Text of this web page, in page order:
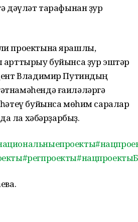
дәүләт тарафынан ҙур
проектына ярашлы,
буйынса ҙур эштәр
Владимир Путиндың
ғаиләләргә
буйынса мөһим саралар
ла хәбәрҙарбыҙ.
#регпроекты